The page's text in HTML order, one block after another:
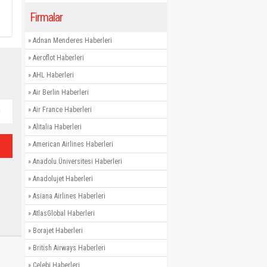
Firmalar
» Adnan Menderes Haberleri
» Aeroflot Haberleri
» AHL Haberleri
» Air Berlin Haberleri
» Air France Haberleri
» Alitalia Haberleri
» American Airlines Haberleri
» Anadolu Üniversitesi Haberleri
» Anadolujet Haberleri
» Asiana Airlines Haberleri
» AtlasGlobal Haberleri
» Borajet Haberleri
» British Airways Haberleri
» Çelebi Haberleri